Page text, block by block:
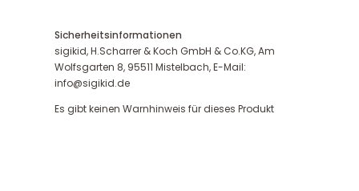
Sicherheitsinformationen
sigikid, H.Scharrer & Koch GmbH & Co.KG, Am
Wolfsgarten 8, 95511 Mistelbach, E-Mail:
info@sigikid.de
Es gibt keinen Warnhinweis für dieses Produkt